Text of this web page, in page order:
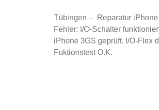
Tübingen – Reparatur iPhone
Fehler: I/O-Schalter
iPhone 3GS geprüft, I/O-Flex
Fuktionstest O.K.